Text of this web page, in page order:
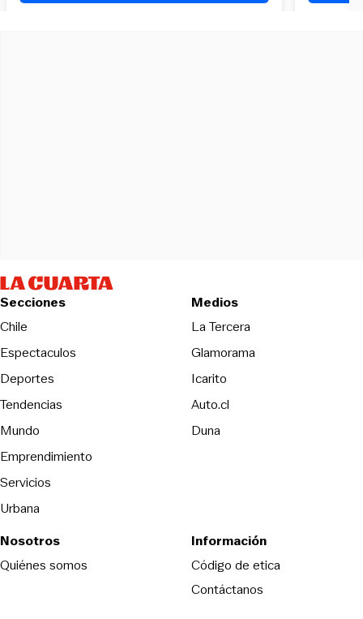
Secciones
Chile
Espectaculos
Deportes
Tendencias
Mundo
Emprendimiento
Servicios
Urbana
Medios
La TerceraOpens in new
Glamorama
Icarito
Auto.cl
DunaOpens in new window
Nosotros
Quiénes somos
Información
Código de eticaOpens in new
Contáctanos